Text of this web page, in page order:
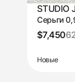
STUDIO
Серьги
$7,450
Новые